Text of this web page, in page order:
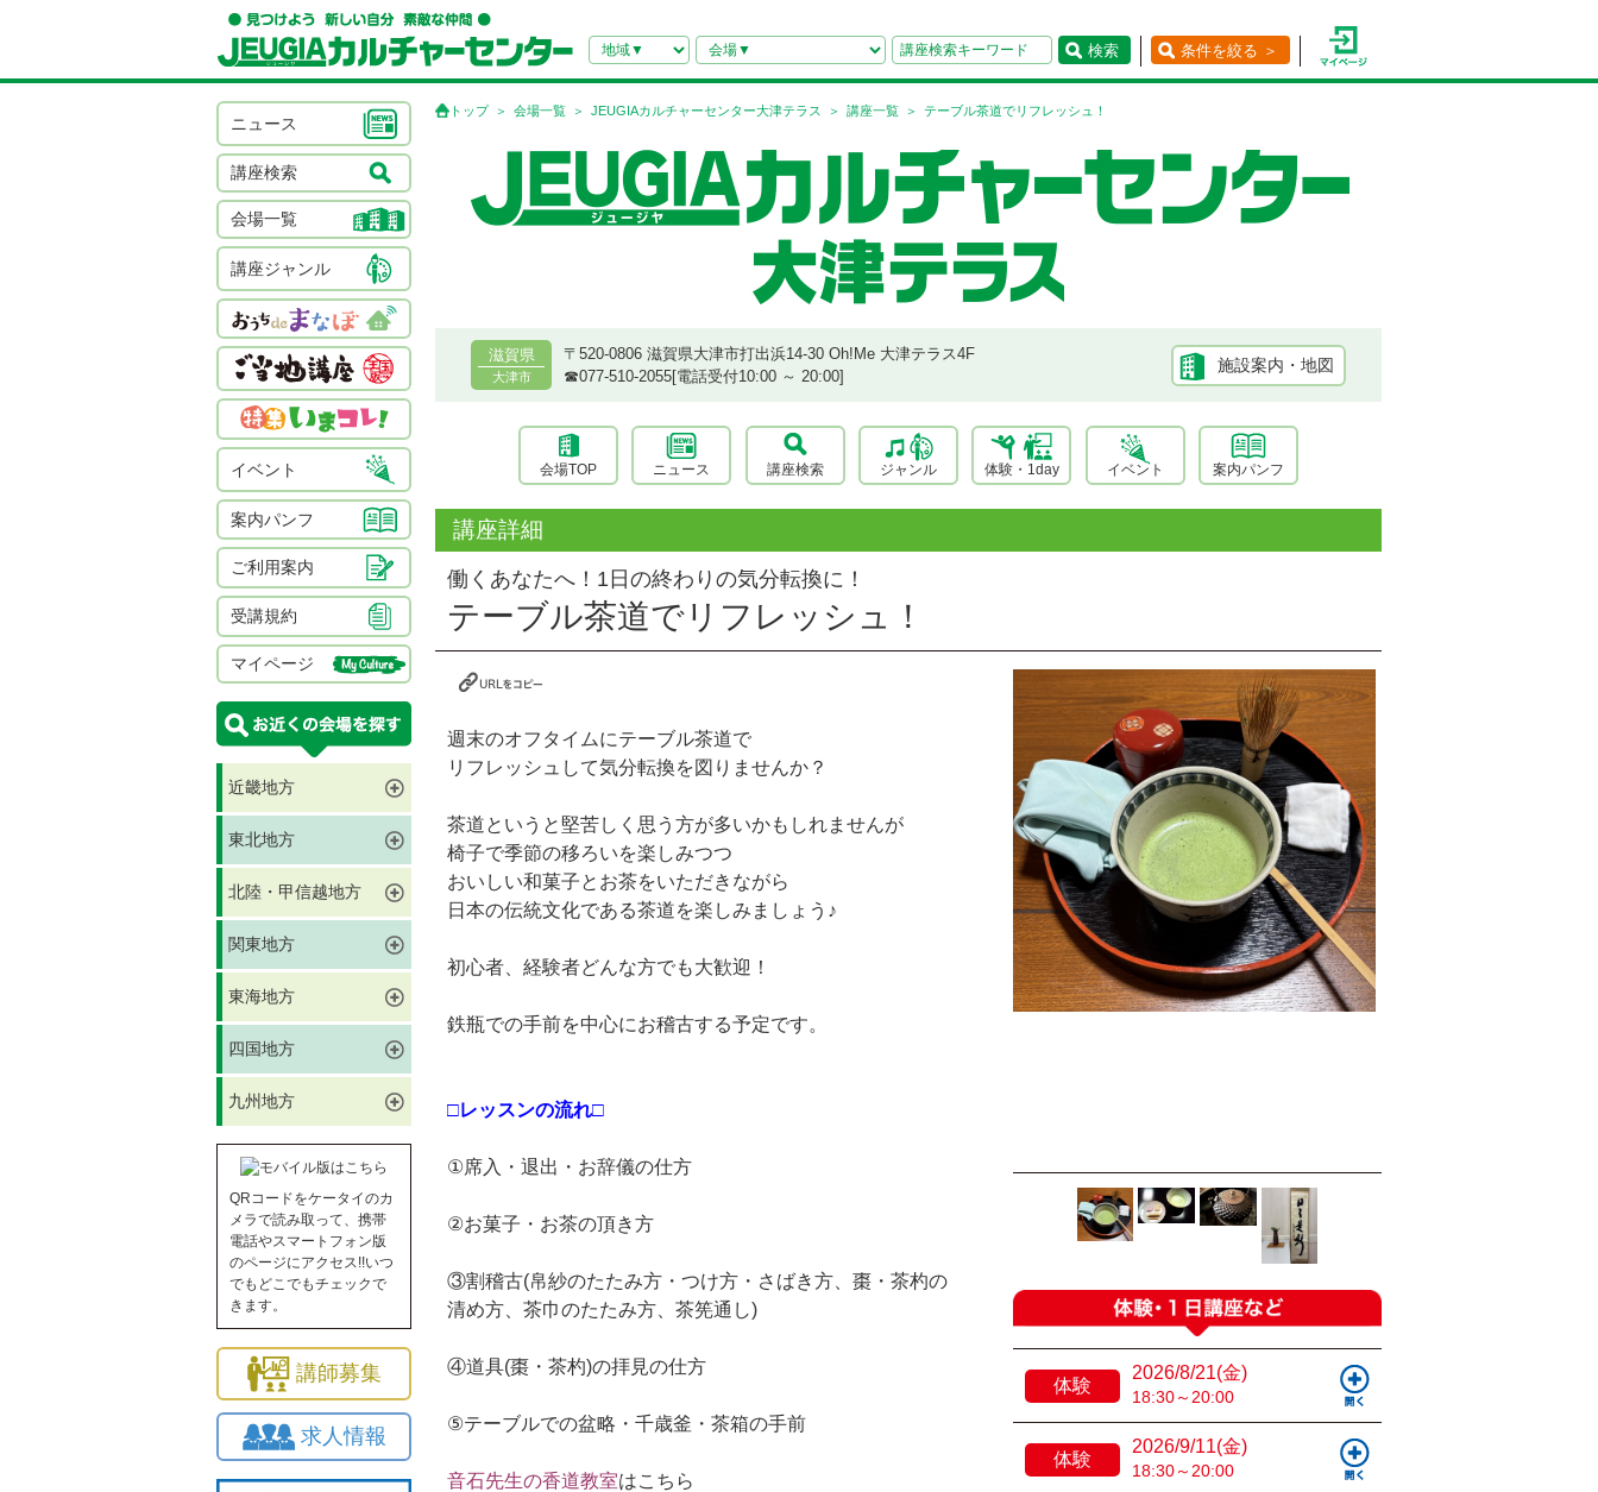
検索 条件を絞る ＞
ニュース
講座検索
会場一覧
講座ジャンル
イベント
案内パンフ
ご利用案内
受講規約
マイページ
近畿地方
東北地方
北陸・甲信越地方
関東地方
東海地方
四国地方
九州地方
QRコードをケータイのカ
メラで読み取って、携帯
電話やスマートフォン版
のページにアクセス!!いつ
でもどこでもチェックで
きます。
講師募集
求人情報
トップ 会場一覧 JEUGIAカルチャーセンター大津テラス 講座一覧 テーブル茶道でリフレッシュ！
滋賀県
大津市
〒520-0806 滋賀県大津市打出浜14-30 Oh!Me 大津テラス4F
☎︎077-510-2055[電話受付10:00 ～ 20:00]
施設案内・地図
会場TOP ニュース 講座検索 ジャンル 体験・1day イベント 案内パンフ
講座詳細
働くあなたへ！1日の終わりの気分転換に！
テーブル茶道でリフレッシュ！
週末のオフタイムにテーブル茶道で
リフレッシュして気分転換を図りませんか？
茶道というと堅苦しく思う方が多いかもしれませんが
椅子で季節の移ろいを楽しみつつ
おいしい和菓子とお茶をいただきながら
日本の伝統文化である茶道を楽しみましょう♪
初心者、経験者どんな方でも大歓迎！
鉄瓶での手前を中心にお稽古する予定です。
□レッスンの流れ□
①席入・退出・お辞儀の仕方
②お菓子・お茶の頂き方
③割稽古(帛紗のたたみ方・つけ方・さばき方、棗・茶杓の
清め方、茶巾のたたみ方、茶筅通し)
④道具(棗・茶杓)の拝見の仕方
⑤テーブルでの盆略・千歳釜・茶箱の手前
音石先生の香道教室はこちら
体験
2026/8/21(金)
18:30～20:00
体験
2026/9/11(金)
18:30～20:00